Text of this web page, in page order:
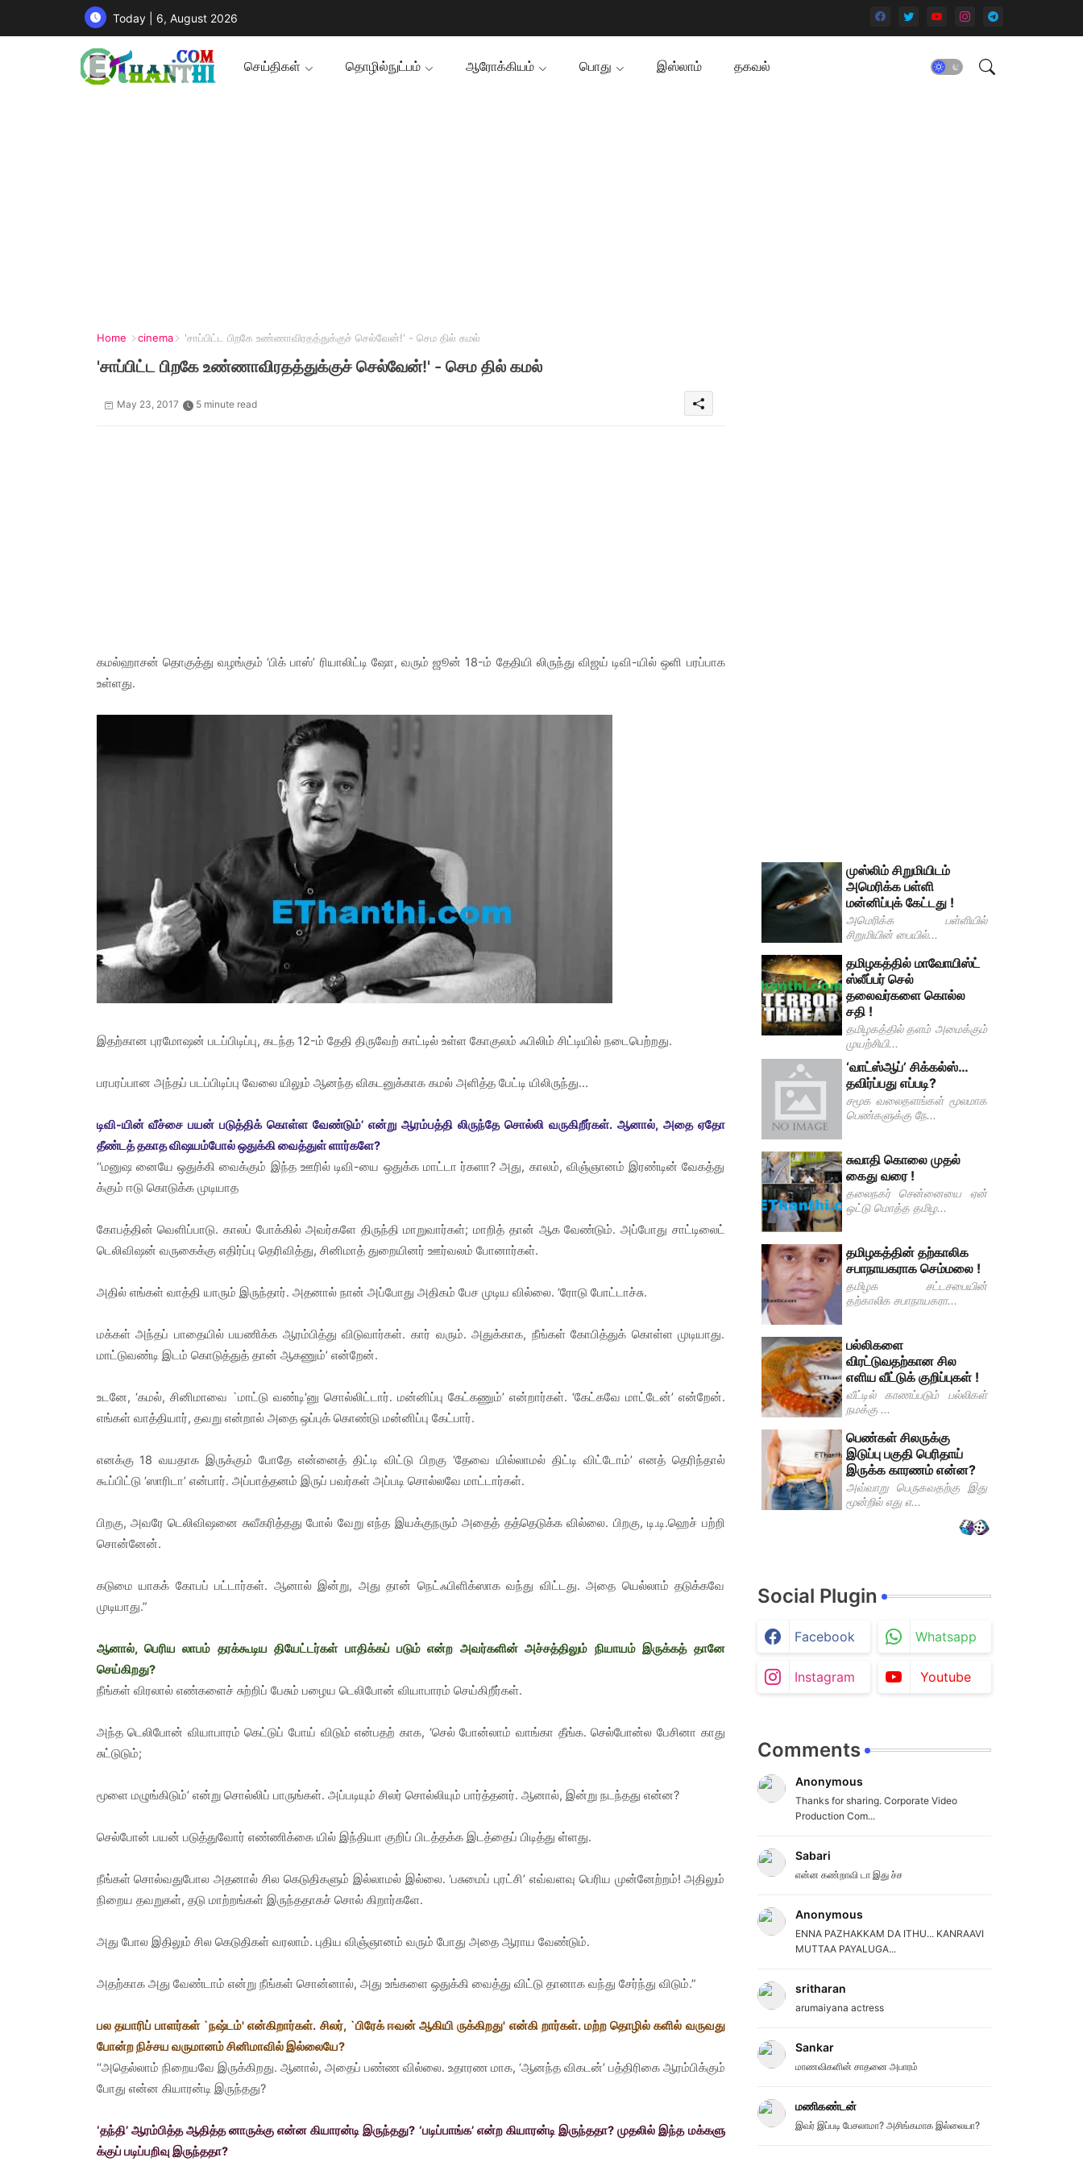
Today | 6, August 2026
செய்திகள் தொழில்நுட்பம் ஆரோக்கியம் பொது இஸ்லாம் தகவல்
Home cinema 'சாப்பிட்ட பிறகே உண்ணாவிரதத்துக்குச் செல்வேன்!' - செம தில் கமல்
'சாப்பிட்ட பிறகே உண்ணாவிரதத்துக்குச் செல்வேன்!' - செம தில் கமல்
May 23, 2017 5 minute read
கமல்ஹாசன் தொகுத்து வழங்கும் ‘பிக் பாஸ்’ ரியாலிட்டி ஷோ, வரும் ஜூன் 18-ம் தேதியி லிருந்து விஜய் டிவி-யில் ஒளி பரப்பாக
உள்ளது.
இதற்கான புரமோஷன் படப்பிடிப்பு, கடந்த 12-ம் தேதி திருவேற் காட்டில் உள்ள கோகுலம் ஃபிலிம் சிட்டியில் நடைபெற்றது.
பரபரப்பான அந்தப் படப்பிடிப்பு வேலை யிலும் ஆனந்த விகடனுக்காக கமல் அளித்த பேட்டி யிலிருந்து...
டிவி-யின் வீச்சை பயன் படுத்திக் கொள்ள வேண்டும்’ என்று ஆரம்பத்தி லிருந்தே சொல்லி வருகிறீர்கள். ஆனால், அதை ஏதோ
தீண்டத் தகாத விஷயம்போல் ஒதுக்கி வைத்துள் ளார்களே?
‘‘மனுஷ னையே ஒதுக்கி வைக்கும் இந்த ஊரில் டிவி-யை ஒதுக்க மாட்டா ர்களா? அது, காலம், விஞ்ஞானம் இரண்டின் வேகத்து
க்கும் ஈடு கொடுக்க முடியாத
கோபத்தின் வெளிப்பாடு. காலப் போக்கில் அவர்களே திருந்தி மாறுவார்கள்; மாறித் தான் ஆக வேண்டும். அப்போது சாட்டிலைட்
டெலிவிஷன் வருகைக்கு எதிர்ப்பு தெரிவித்து, சினிமாத் துறையினர் ஊர்வலம் போனார்கள்.
அதில் எங்கள் வாத்தி யாரும் இருந்தார். அதனால் நான் அப்போது அதிகம் பேச முடிய வில்லை. ‘ரோடு போட்டாச்சு.
மக்கள் அந்தப் பாதையில் பயணிக்க ஆரம்பித்து விடுவார்கள். கார் வரும். அதுக்காக, நீங்கள் கோபித்துக் கொள்ள முடியாது.
மாட்டுவண்டி இடம் கொடுத்துத் தான் ஆகணும்’ என்றேன்.
உடனே, ‘கமல், சினிமாவை `மாட்டு வண்டி'னு சொல்லிட்டார். மன்னிப்பு கேட்கணும்’ என்றார்கள். ‘கேட்கவே மாட்டேன்’ என்றேன்.
எங்கள் வாத்தியார், தவறு என்றால் அதை ஒப்புக் கொண்டு மன்னிப்பு கேட்பார்.
எனக்கு 18 வயதாக இருக்கும் போதே என்னைத் திட்டி விட்டு பிறகு ‘தேவை யில்லாமல் திட்டி விட்டோம்’ எனத் தெரிந்தால்
கூப்பிட்டு ‘ஸாரிடா’ என்பார். அப்பாத்தனம் இருப் பவர்கள் அப்படி சொல்லவே மாட்டார்கள்.
பிறகு, அவரே டெலிவிஷனை சுவீகரித்தது போல் வேறு எந்த இயக்குநரும் அதைத் தத்தெடுக்க வில்லை. பிறகு, டி.டி.ஹெச் பற்றி
சொன்னேன்.
கடுமை யாகக் கோபப் பட்டார்கள். ஆனால் இன்று, அது தான் நெட்ஃபிளிக்ஸாக வந்து விட்டது. அதை யெல்லாம் தடுக்கவே
முடியாது.”
ஆனால், பெரிய லாபம் தரக்கூடிய தியேட்டர்கள் பாதிக்கப் படும் என்ற அவர்களின் அச்சத்திலும் நியாயம் இருக்கத் தானே
செய்கிறது?
நீங்கள் விரலால் எண்களைச் சுற்றிப் பேசும் பழைய டெலிபோன் வியாபாரம் செய்கிறீர்கள்.
அந்த டெலிபோன் வியாபாரம் கெட்டுப் போய் விடும் என்பதற் காக, ‘செல் போன்லாம் வாங்கா தீங்க. செல்போன்ல பேசினா காது
சுட்டுடும்;
மூளை மழுங்கிடும்’ என்று சொல்லிப் பாருங்கள். அப்படியும் சிலர் சொல்லியும் பார்த்தனர். ஆனால், இன்று நடந்தது என்ன?
செல்போன் பயன் படுத்துவோர் எண்ணிக்கை யில் இந்தியா குறிப் பிடத்தக்க இடத்தைப் பிடித்து ள்ளது.
நீங்கள் சொல்வதுபோல அதனால் சில கெடுதிகளும் இல்லாமல் இல்லை. ‘பசுமைப் புரட்சி’ எவ்வளவு பெரிய முன்னேற்றம்! அதிலும்
நிறைய தவறுகள், தடு மாற்றங்கள் இருந்ததாகச் சொல் கிறார்களே.
அது போல இதிலும் சில கெடுதிகள் வரலாம். புதிய விஞ்ஞானம் வரும் போது அதை ஆராய வேண்டும்.
அதற்காக அது வேண்டாம் என்று நீங்கள் சொன்னால், அது உங்களை ஒதுக்கி வைத்து விட்டு தானாக வந்து சேர்ந்து விடும்.”
பல தயாரிப் பாளர்கள் `நஷ்டம்' என்கிறார்கள். சிலர், `பிரேக் ஈவன் ஆகியி ருக்கிறது' என்கி றார்கள். மற்ற தொழில் களில் வருவது
போன்ற நிச்சய வருமானம் சினிமாவில் இல்லையே?
‘‘அதெல்லாம் நிறையவே இருக்கிறது. ஆனால், அதைப் பண்ண வில்லை. உதாரண மாக, ‘ஆனந்த விகடன்’ பத்திரிகை ஆரம்பிக்கும்
போது என்ன கியாரன்டி இருந்தது?
‘தந்தி’ ஆரம்பித்த ஆதித்த னாருக்கு என்ன கியாரன்டி இருந்தது? ‘படிப்பாங்க’ என்ற கியாரன்டி இருந்ததா? முதலில் இந்த மக்களு
க்குப் படிப்பறிவு இருந்ததா?
முஸ்லிம் சிறுமியிடம்
அமெரிக்க பள்ளி
மன்னிப்புக் கேட்டது !
அமெரிக்க பள்ளியில்
சிறுமியின் பையில்...
தமிழகத்தில் மாவோயிஸ்ட்
ஸ்லீப்பர் செல்
தலைவர்களை கொல்ல
சதி !
தமிழகத்தில் தளம் அமைக்கும்
முயற்சியி...
‘வாட்ஸ்ஆப்’ சிக்கல்ஸ்…
தவிர்ப்பது எப்படி?
சமூக வலைதளங்கள் மூலமாக
பெண்களுக்கு நே...
சுவாதி கொலை முதல்
கைது வரை !
தலைநகர் சென்னையை ஏன்
ஒட்டு மொத்த தமிழ...
தமிழகத்தின் தற்காலிக
சபாநாயகராக செம்மலை !
தமிழக சட்டசபையின்
தற்காலிக சபாநாயகரா...
பல்லிகளை
விரட்டுவதற்கான சில
எளிய வீட்டுக் குறிப்புகள் !
வீட்டில் காணப்படும் பல்லிகள்
நமக்கு ...
பெண்கள் சிலருக்கு
இடுப்பு பகுதி பெரிதாய்
இருக்க காரணம் என்ன?
அவ்வாறு பெருகவதற்கு இது
மூன்றில் எது எ...
Social Plugin
Facebook Whatsapp
Instagram Youtube
Comments
Anonymous
Thanks for sharing. Corporate Video
Production Com...
Sabari
என்ன கண்றாவி டா இது ச்ச
Anonymous
ENNA PAZHAKKAM DA ITHU... KANRAAVI
MUTTAA PAYALUGA...
sritharan
arumaiyana actress
Sankar
மாணவிகளின் சாதனை அபாரம்
மணிகண்டன்
இவர் இப்படி பேசலாமா? அசிங்கமாக இல்லையா?